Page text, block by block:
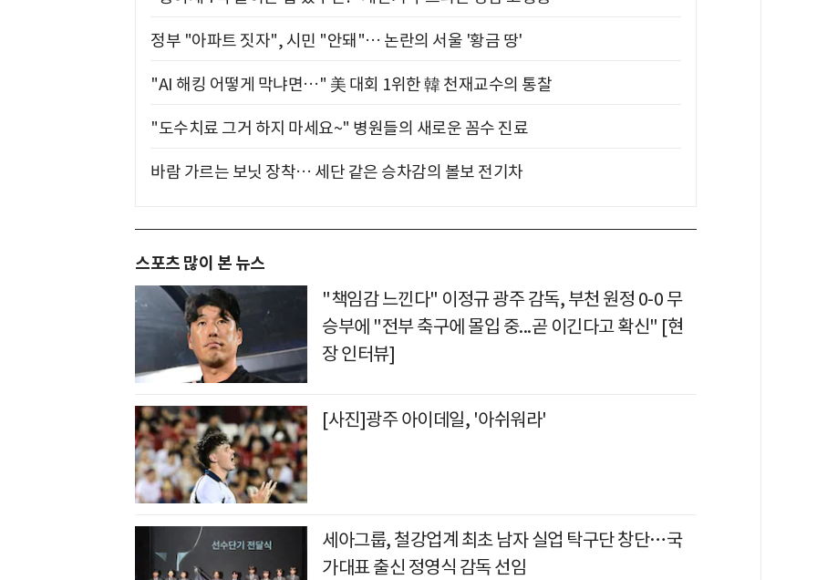
정부 "아파트 짓자", 시민 "안돼"… 논란의 서울 '황금 땅'
"AI 해킹 어떻게 막냐면…" 美 대회 1위한 韓 천재교수의 통찰
"도수치료 그거 하지 마세요~" 병원들의 새로운 꼼수 진료
바람 가르는 보닛 장착… 세단 같은 승차감의 볼보 전기차
스포츠 많이 본 뉴스
"책임감 느낀다" 이정규 광주 감독, 부천 원정 0-0 무
승부에 "전부 축구에 몰입 중...곧 이긴다고 확신" [현
장 인터뷰]
[사진]광주 아이데일, '아쉬워라'
세아그룹, 철강업계 최초 남자 실업 탁구단 창단…국
가대표 출신 정영식 감독 선임